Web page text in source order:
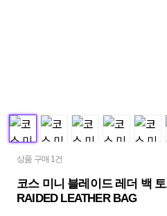
상품 구매 1건
코스 미니 블레이드 레더 백
RAIDED LEATHER BAG